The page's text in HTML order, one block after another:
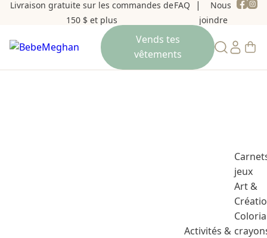
Livraison gratuite sur les commandes de
150 $ et plus
FAQ
Nous
joindre
Activités &
jeux
Art &